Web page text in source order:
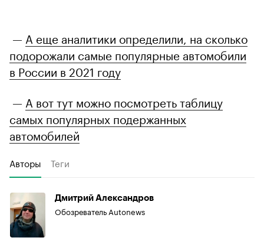
— А еще аналитики определили, на сколько
подорожали самые популярные автомобили
в России в 2021 году
— А вот тут можно посмотреть таблицу
самых популярных подержанных
автомобилей
Авторы Теги
Дмитрий Александров
Обозреватель Autonews